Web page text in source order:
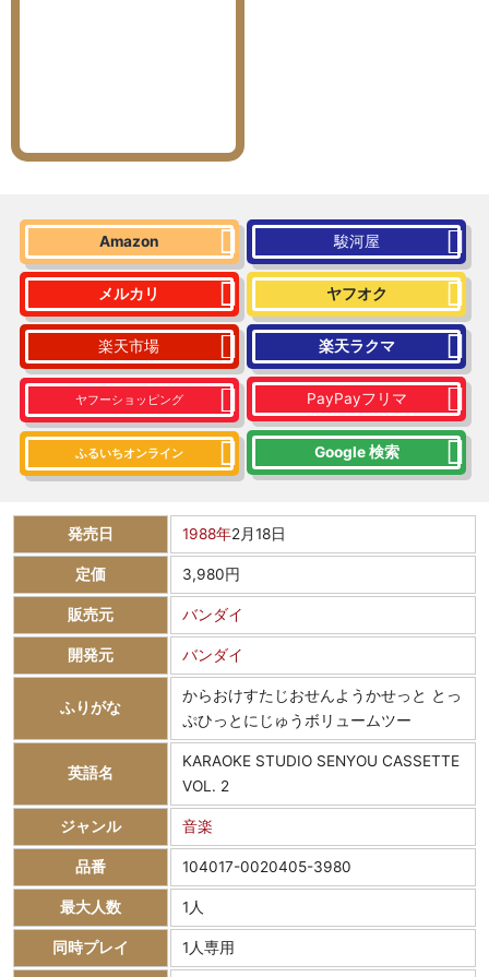
Amazon 駿河屋
メルカリ ヤフオク
楽天市場 楽天ラクマ
ヤフーショッピング PayPayフリマ
ふるいちオンライン Google 検索
発売日 1988年2月18日
定価 3,980円
販売元 バンダイ
開発元 バンダイ
ふりがな
からおけすたじおせんようかせっと とっ
ぷひっとにじゅうボリュームツー
英語名
KARAOKE STUDIO SENYOU CASSETTE
VOL. 2
ジャンル 音楽
品番 104017-0020405-3980
最大人数 1人
同時プレイ 1人専用